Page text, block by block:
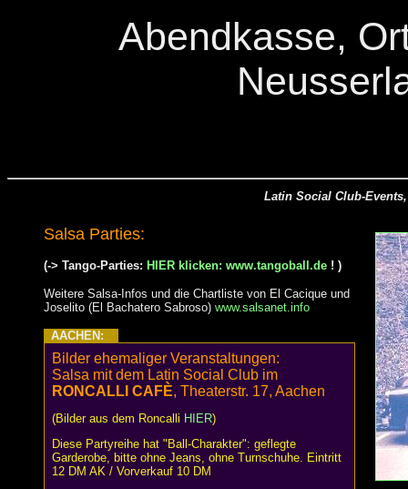
Abendkasse,
Latin Social Club-
Salsa Parties:
(-> Tango-Parties: HIER klicken: www.tangoball.de ! )
Weitere Salsa-Infos und die Chartliste von El Cacique und
Joselito (El Bachatero Sabroso) www.salsanet.info
AACHEN:
Bilder ehemaliger Veranstaltungen:
Salsa mit dem Latin Social Club im
RONCALLI CAFÈ, Theaterstr. 17, Aachen
(Bilder aus dem Roncalli HIER)
Diese Partyreihe hat "Ball-Charakter": geflegte
Garderobe, bitte ohne Jeans, ohne Turnschuhe. Eintritt
12 DM AK / Vorverkauf 10 DM